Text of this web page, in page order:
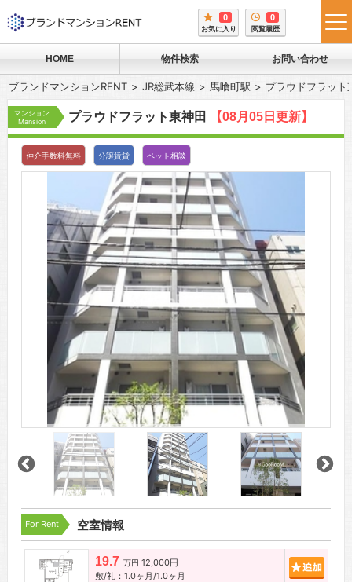
0
お気に入り
0
閲覧履歴
HOME 物件検索 お問い合わせ
ブランドマンションRENT JR総武本線 馬喰町駅 プラウドフラット
マンション
Mansion
プラウドフラット東神田 【08月05日更新】
仲介手数料無料 分譲賃貸 ペット相談
For Rent 空室情報
19.7 万円 12,000円
敷/礼：1.0ヶ月/1.0ヶ月